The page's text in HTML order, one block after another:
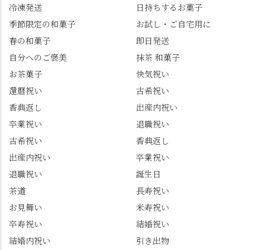
@mizuha_kitagawa #セン
ス長岡京 #SENSE長岡
京公式アンバサダー #み
ずは北川 私のアカウン
グルメをメインに発
信。お店選びの参考な
どにご利用いただける
の情報を詳しく知りた
い人は、下記アカウン
トもあわせてチェック
@sense_nagaokakyo 長岡
京市観光協会
@nagaokakyo_tourism ふ
んな大満足の笑顔😋 さ
らに日高さんから、な
かの邸の珈琲パックと
小倉山荘のお菓子のサ
で🎁最後の最後まで"お
もてなし"の心を教えて
いただきました。 プロ
ドライバーならではの
ルート取り、駐車場事
情、お客様を飽きさせ
ない語り口…。楽しみ
ながら学びっぱなしの
のガイド活動にしっか
り活かしていきます💪
西山、ほんまにええと
こです。次はあなたを
冷凍発送
日持ちするお菓子
季節限定の和菓子
お試し・ご自宅用に
春の和菓子
即日発送
自分へのご褒美
抹茶 和菓子
お茶菓子
快気祝い
還暦祝い
古希祝い
香典返し
出産内祝い
卒業祝い
退職祝い
古希祝い
香典返し
出産内祝い
卒業祝い
退職祝い
誕生日
茶道
長寿祝い
お見舞い
米寿祝い
卒寿祝い
結婚祝い
結婚内祝い
引き出物